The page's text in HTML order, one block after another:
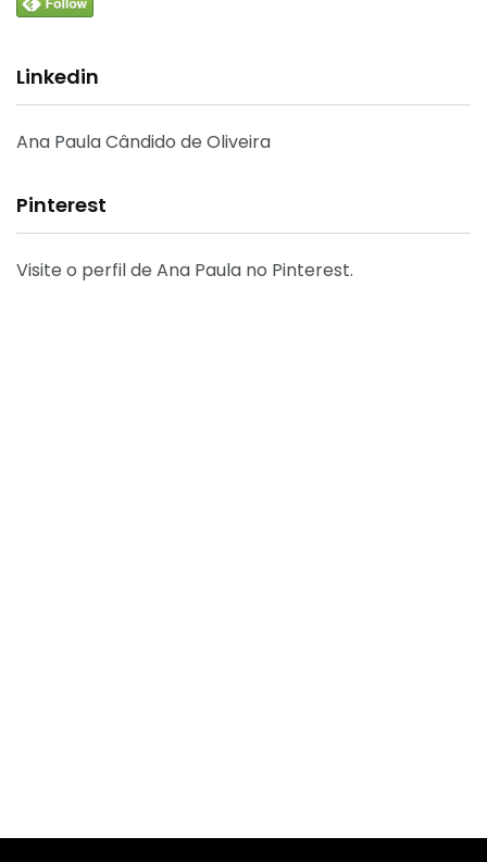
Linkedin
Ana Paula Cândido de Oliveira
Pinterest
Visite o perfil de Ana Paula no Pinterest.